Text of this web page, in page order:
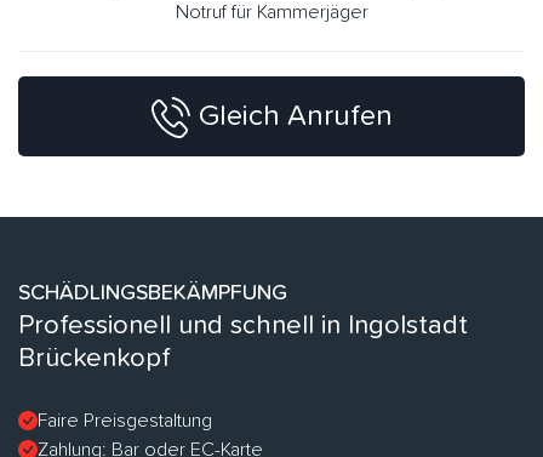
Notruf für Kammerjäger
Gleich Anrufen
SCHÄDLINGSBEKÄMPFUNG
Professionell und schnell in Ingolstadt
Brückenkopf
Faire Preisgestaltung
Zahlung: Bar oder EC-Karte